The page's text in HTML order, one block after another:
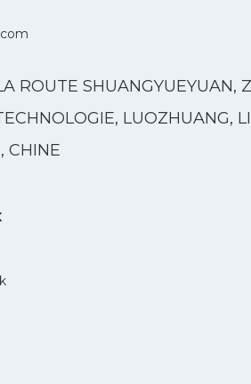
ROUTE SHUANGYUEYUAN,
LUOZHUANG,
CHINE